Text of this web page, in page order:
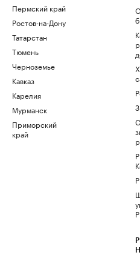
Пермский край
Ростов-на-Дону
Татарстан
Тюмень
Черноземье
Кавказ
Карелия
Мурманск
Приморский
край